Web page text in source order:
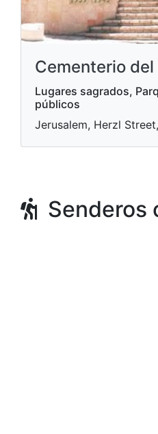
Cementerio
Lugares sagrados,
públicos
Jerusalem, Herzl
Senderos